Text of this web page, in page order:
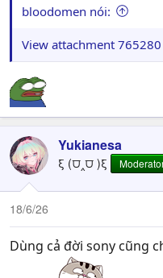
bloodomen nói:
View attachment 765280
Yukianesa
ξ (⩌‸⩌ )ξ
18/6/26
Dùng cả đời sony cũng